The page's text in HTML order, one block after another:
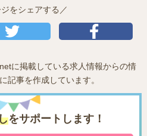
をシェアする／
に掲載している求人情報からの情
記事を作成しています。
をサポートします！